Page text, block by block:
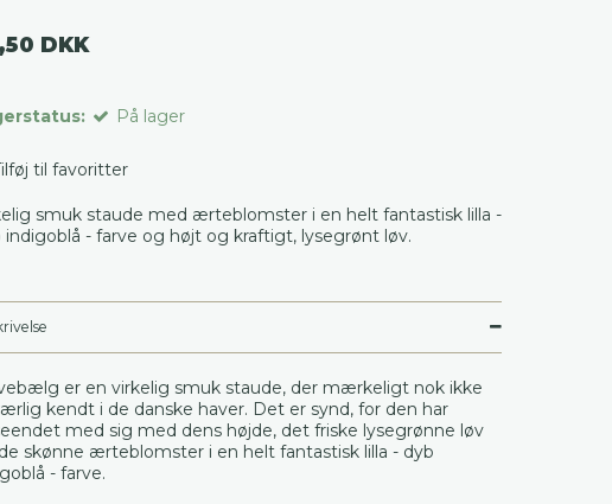
DKK
På lager
til favoritter
smuk staude med ærteblomster i en helt fantastisk lilla -
indigoblå - farve og højt og kraftigt, lysegrønt løv.
er en virkelig smuk staude, der mærkeligt nok ikke
kendt i de danske haver. Det er synd, for den har
med sig med dens højde, det friske lysegrønne løv
skønne ærteblomster i en helt fantastisk lilla - dyb
- farve.